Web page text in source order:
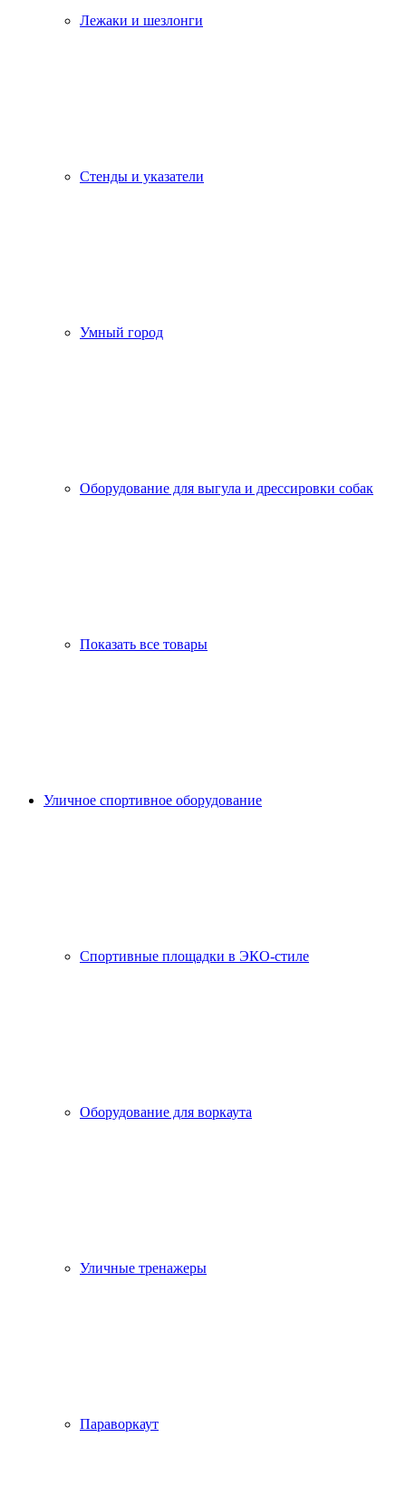
Лежаки и шезлонги
Стенды и указатели
Умный город
Оборудование для выгула и дрессировки собак
Показать все товары
Уличное спортивное оборудование
Спортивные площадки в ЭКО-стиле
Оборудование для воркаута
Уличные тренажеры
Параворкаут